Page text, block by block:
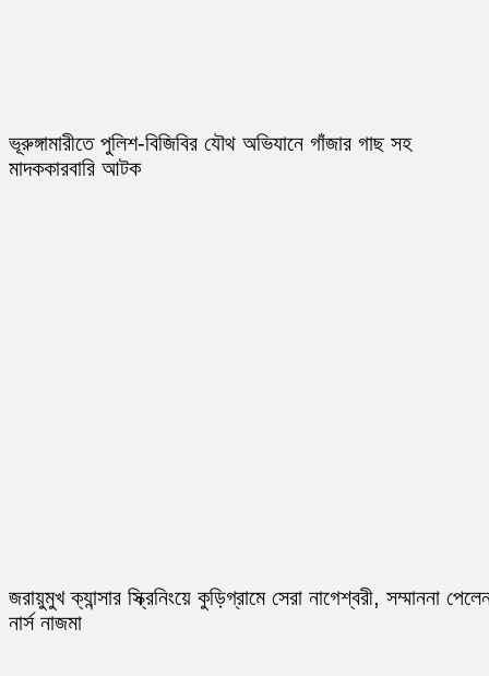
ভূরুঙ্গামারীতে পুলিশ-বিজিবির যৌথ অভিযানে গাঁজার গাছ সহ
মাদককারবারি আটক
জরায়ুমুখ ক্যান্সার স্ক্রিনিংয়ে কুড়িগ্রামে সেরা নাগেশ্বরী, সম্মাননা
নার্স নাজমা